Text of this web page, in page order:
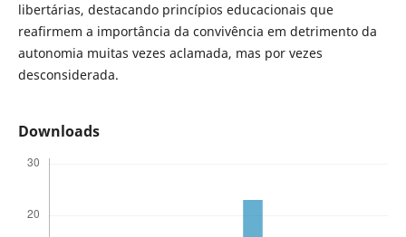
libertárias, destacando princípios educacionais que
reafirmem a importância da convivência em detrimento da
autonomia muitas vezes aclamada, mas por vezes
desconsiderada.
Downloads